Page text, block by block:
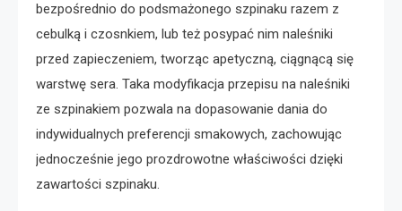
bezpośrednio do podsmażonego szpinaku razem z
cebulką i czosnkiem, lub też posypać nim naleśniki
przed zapieczeniem, tworząc apetyczną, ciągnącą się
warstwę sera. Taka modyfikacja przepisu na naleśniki
ze szpinakiem pozwala na dopasowanie dania do
indywidualnych preferencji smakowych, zachowując
jednocześnie jego prozdrowotne właściwości dzięki
zawartości szpinaku.